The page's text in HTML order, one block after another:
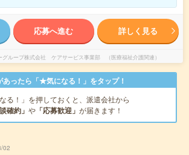
応募へ進む 詳しく見る
グループ株式会社 ケアサービス事業部 （医療福祉介護関連）
あったら「★気になる！」をタップ！
なる！」を押しておくと、派遣会社から
確約」 や 「応募歓迎」 が届きます！
02